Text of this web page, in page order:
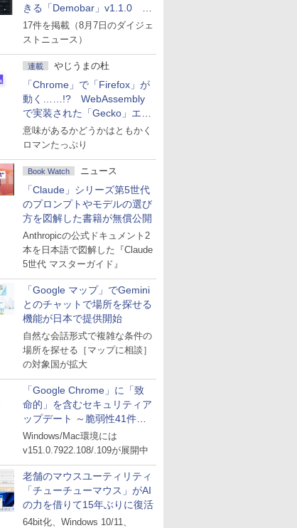
きる「Demobar」v1.1.0 ほ
か
17件を掲載（8月7日のダイジェ
ストニュース）
連載 やじうまの杜
「Chrome」で「Firefox」が
動く……!? WebAssembly
で実装された「Gecko」エン
ジン
意味があるかどうかはともかく
ロマンたっぷり
Book Watch ニュース
「Claude」シリーズ第5世代
のプロンプトやモデルの選び
方を図解した書籍が無償公開
Anthropicの公式ドキュメント2
本を日本語で図解した『Claude
5世代 マスターガイド』
「Google マップ」でGemini
とのチャットで場所を探せる
機能が日本で提供開始
自然な会話形式で複雑な条件の
場所を探せる［マップに相談］
の対象国が拡大
「Google Chrome」に「致
命的」を含むセキュリティア
ップデート ～脆弱性41件に
対処
Windows/Mac環境には
v151.0.7922.108/.109が展開中
老舗のマウスユーティリティ
「チューチューマウス」がAI
の力を借りて15年ぶりに復活
64bit化、Windows 10/11、